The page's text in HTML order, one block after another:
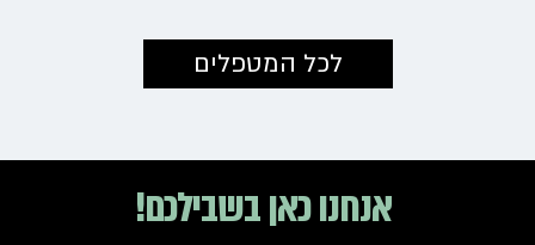
לכל המטפלים
אנחנו כאן בשבילכם!